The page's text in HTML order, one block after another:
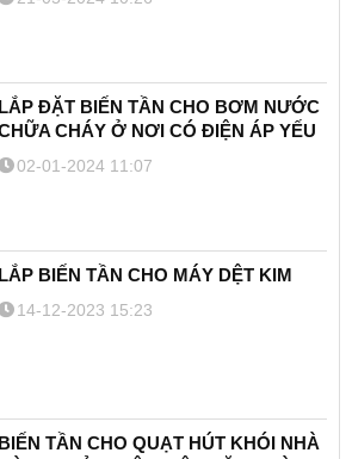
LẮP ĐẶT BIẾN TẦN CHO BƠM NƯỚC
CHÁY Ở NƠI CÓ ĐIỆN ÁP YẾU
02-01-2024 11:07
LẮP BIẾN TẦN CHO MÁY DỆT KIM
14-12-2023 15:23
BIẾN TẦN CHO QUẠT HÚT KHÓI NHÀ